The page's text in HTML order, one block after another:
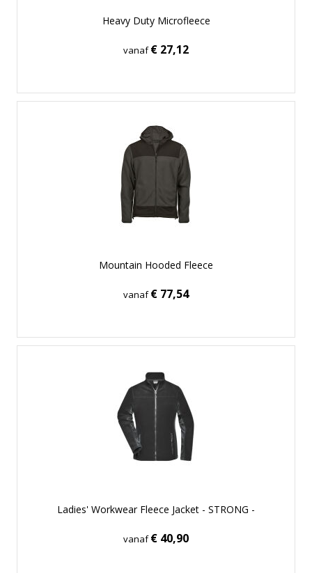
Heavy Duty Microfleece
vanaf€ 27,12
Mountain Hooded Fleece
vanaf€ 77,54
Ladies' Workwear Fleece Jacket - STRONG -
vanaf€ 40,90